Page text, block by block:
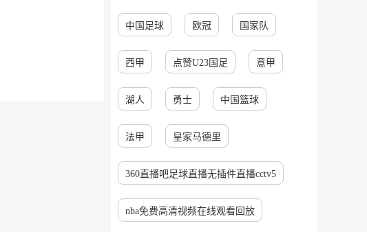
中国足球 欧冠 国家队
西甲 点赞U23国足 意甲
湖人 勇士 中国篮球
法甲 皇家马德里
360直播吧足球直播无插件直播cctv5
nba免费高清视频在线观看回放